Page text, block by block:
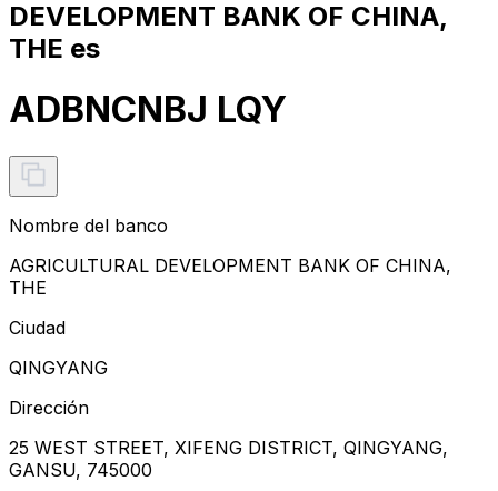
DEVELOPMENT BANK OF CHINA,
THE es
ADBNCNBJ LQY
Nombre del banco
AGRICULTURAL DEVELOPMENT BANK OF CHINA,
THE
Ciudad
QINGYANG
Dirección
25 WEST STREET, XIFENG DISTRICT, QINGYANG,
GANSU, 745000